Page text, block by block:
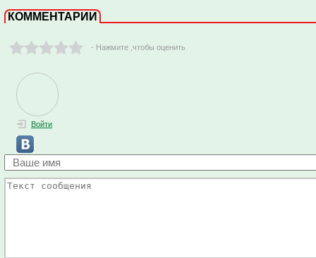
КОММЕНТАРИИ
- Нажмите ,чтобы оценить
Войти